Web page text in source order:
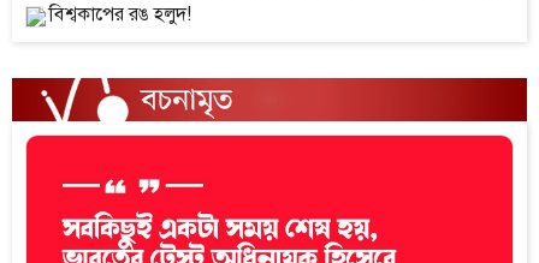
বিশ্বকাপের রঙ হলুদ!